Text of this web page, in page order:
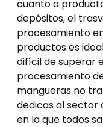
cuanto a
depósitos, el
procesamiento
productos es
difícil de superar
procesamiento
mangueras no
dedicas al sector
en la que todos